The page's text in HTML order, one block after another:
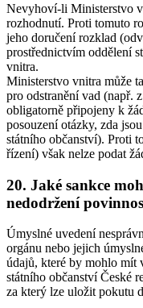
Nevyhoví-li Ministerstvo
rozhodnutí. Proti tomuto
jeho doručení rozklad
prostřednictvím oddělení
vnitra.
Ministerstvo vnitra může
pro odstranění vad (např.
obligatorně připojeny k
posouzení otázky, zda
státního občanství). Proti
řízení) však nelze podat
20. Jaké sankce
nedodržení
Úmyslné uvedení
orgánu nebo jejich
údajů, které by mohlo mít
státního občanství České
za který lze uložit pokutu